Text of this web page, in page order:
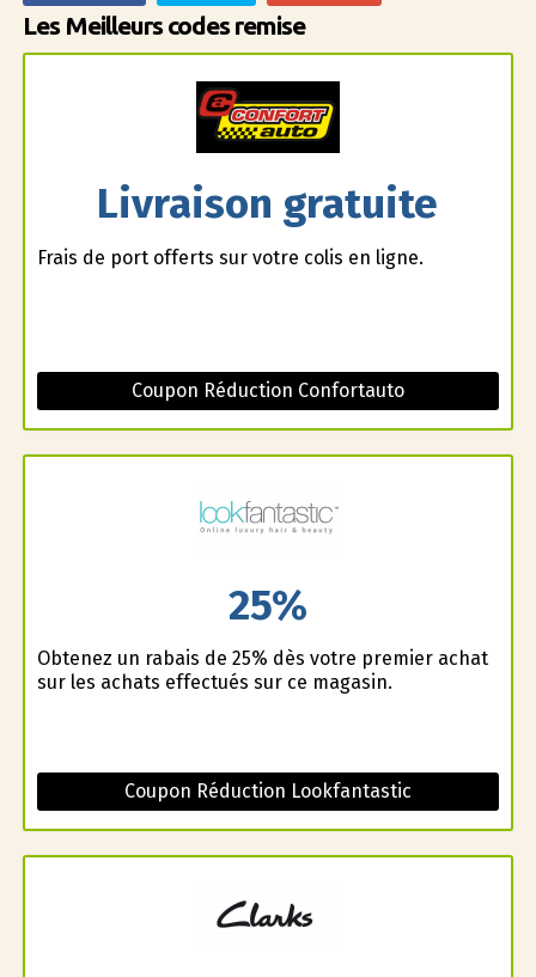
Les Meilleurs codes remise
Livraison gratuite
Frais de port offerts sur votre colis en ligne.
Coupon Réduction Confortauto
25%
Obtenez un rabais de 25% dès votre premier achat
sur les achats effectués sur ce magasin.
Coupon Réduction Lookfantastic